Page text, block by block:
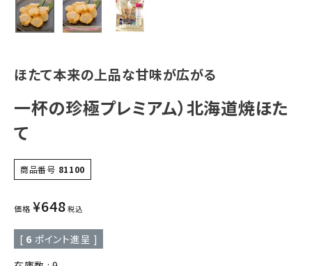
ほたて本来の上品な甘味が広がる
一杯の珍極プレミアム）北海道焼ほた
て
商品番号 81100
価格 ¥648 税込
[ 6 ポイント進呈 ]